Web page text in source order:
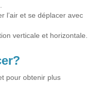
l’air et se déplacer avec
verticale et horizontale.
pour obtenir plus